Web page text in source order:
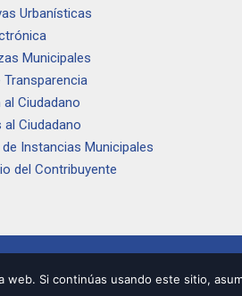
Urbanísticas
Municipales
Transparencia
Ciudadano
al Ciudadano
Instancias Municipales
del Contribuyente
Si continúas usando este sitio,